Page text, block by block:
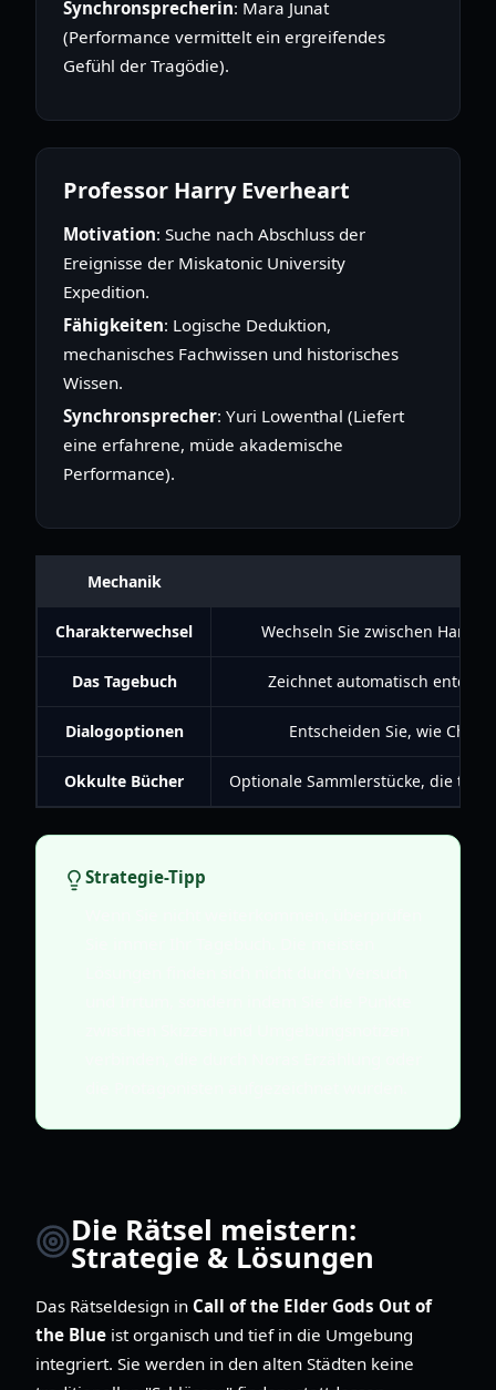
Synchronsprecherin: Mara Junat
(Performance vermittelt ein ergreifendes
Gefühl der Tragödie).
Professor Harry Everheart
Motivation: Suche nach Abschluss der
Ereignisse der Miskatonic University
Expedition.
Fähigkeiten: Logische Deduktion,
mechanisches Fachwissen und historisches
Wissen.
Synchronsprecher: Yuri Lowenthal (Liefert
eine erfahrene, müde akademische
Performance).
Mechanik
Charakterwechsel Wechseln Sie zwischen Harry
Das Tagebuch Zeichnet automatisch
Dialogoptionen Entscheiden Sie, wie
Okkulte Bücher Optionale Sammlerstücke, die
Strategie-Tipp
Die Rätsel meistern:
Strategie & Lösungen
Das Rätseldesign in Call of the Elder Gods Out of
the Blue ist organisch und tief in die Umgebung
integriert. Sie werden in den alten Städten keine